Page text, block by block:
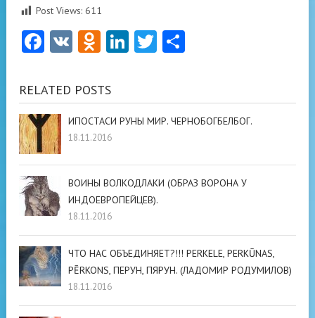
Post Views: 611
Facebook
VK Odnoklassniki
LinkedIn
Twitter
RELATED POSTS
ИПОСТАСИ РУНЫ МИР. ЧЕРНОБОГБЕЛБОГ.
18.11.2016
ВОИНЫ ВОЛКОДЛАКИ (ОБРАЗ ВОРОНА У
ИНДОЕВРОПЕЙЦЕВ).
18.11.2016
ЧТО НАС ОБЪЕДИНЯЕТ?!!! PERKELE, PERKŪNAS,
PĒRKONS, ПЕРУН, ПЯРУН. (ЛАДОМИР РОДУМИЛОВ)
18.11.2016